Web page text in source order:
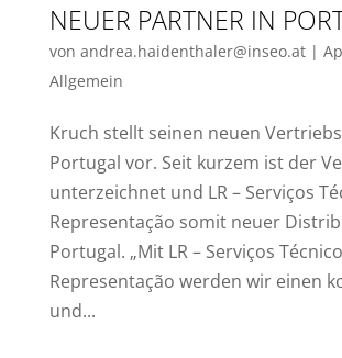
NEUER PARTNER IN
von andrea.haidenthaler@inseo.at|
Allgemein
Kruch stellt seinen neuen
Portugal vor. Seit kurzem ist der
unterzeichnet und LR – Serviços
Representação somit neuer
Portugal. „Mit LR – Serviços
Representação werden wir einen
und...